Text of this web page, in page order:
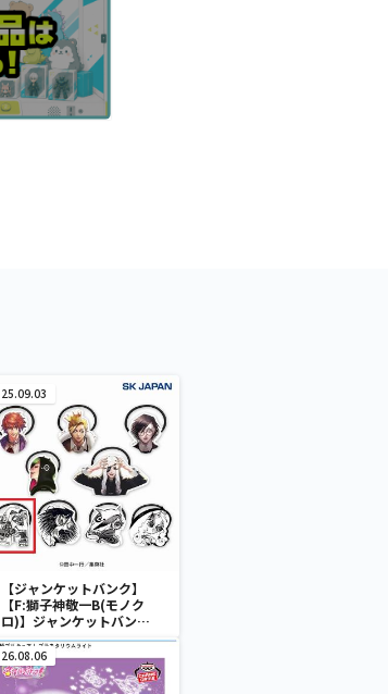
25.09.03
【ジャンケットバンク】
【F:獅子神敬一B(モノク
ロ)】ジャンケットバンク
アクリルヘアゴム
26.08.06